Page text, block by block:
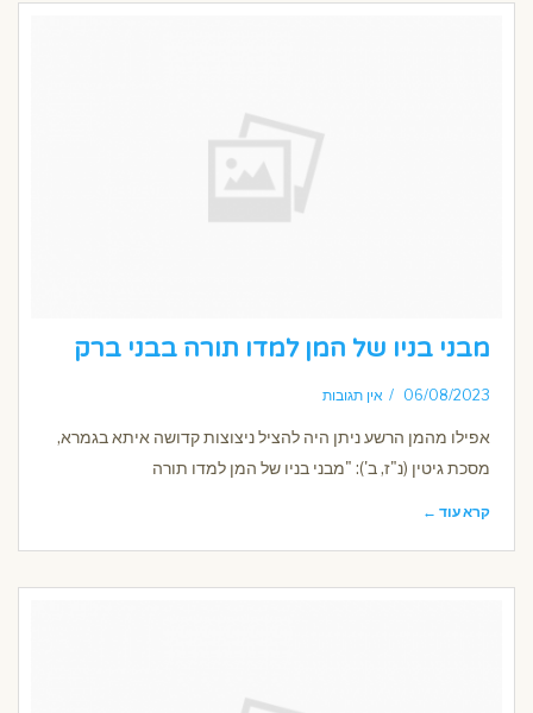
מבני בניו של המן למדו תורה בבני ברק
06/08/2023 אין תגובות
אפילו מהמן הרשע ניתן היה להציל ניצוצות קדושה איתא בגמרא,
מסכת גיטין (נ"ז, ב'): "מבני בניו של המן למדו תורה
קרא עוד ←